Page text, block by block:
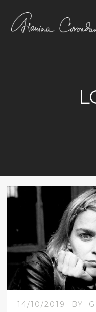
14/10/2019 BY